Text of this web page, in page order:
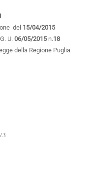
del 15/04/2015
U. 06/05/2015n.18
della Regione Puglia